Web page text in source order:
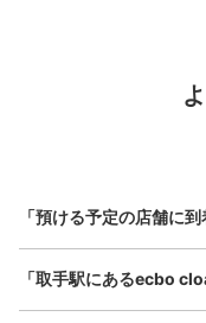
います。スーツケー
り、取扱時間は始発
ス
全
最大辺
バッグ
器、ベ
「預ける予定の店舗に
「取手駅にあるecbo